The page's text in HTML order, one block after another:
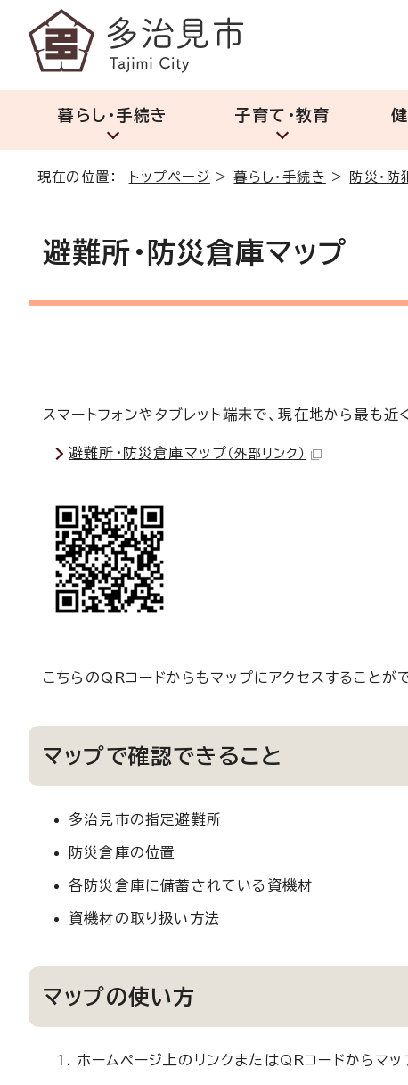
暮らし・手続き 子育て・教育
現在の位置： トップページ >暮らし・手続き > 防災・防
避難所・防災倉庫マップ
スマートフォンやタブレット端末で、現在地から最も
避難所・防災倉庫マップ （外部リンク）
こちらのQRコードからもマップにアクセスすることが
マップで確認できること
多治見市の指定避難所
防災倉庫の位置
各防災倉庫に備蓄されている資機材
資機材の取り扱い方法
マップの使い方
ホームページ上のリンクまたはQRコードからマッ